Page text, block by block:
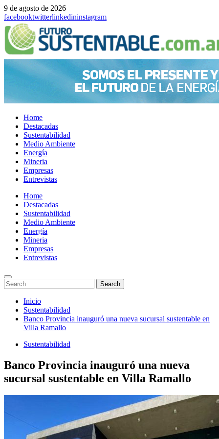
9 de agosto de 2026
facebooktwitterlinkedininstagram
Home
Destacadas
Sustentabilidad
Medio Ambiente
Energía
Mineria
Empresas
Entrevistas
Menu
Home
Destacadas
Sustentabilidad
Medio Ambiente
Energía
Mineria
Empresas
Entrevistas
Enter
Keyword
Search
for:
Search
Search
Saltar
contenido
Inicio
Sustentabilidad
Banco Provincia inauguró una nueva sucursal sustentable en
Villa Ramallo
Sustentabilidad
Banco Provincia inauguró una nueva
sucursal sustentable en Villa Ramallo